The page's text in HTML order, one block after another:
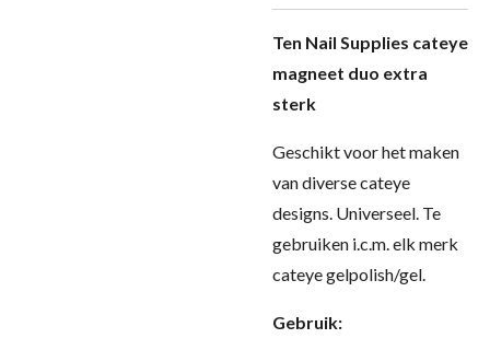
Ten Nail Supplies cateye
magneet duo extra
sterk
Geschikt voor het maken
van diverse cateye
designs. Universeel. Te
gebruiken i.c.m. elk merk
cateye gelpolish/gel.
Gebruik: